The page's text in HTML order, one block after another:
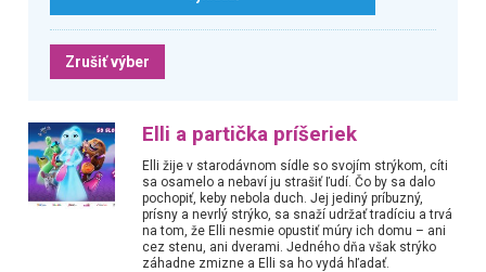
Zrušiť výber
Elli a partička príšeriek
Elli žije v starodávnom sídle so svojím strýkom, cíti
sa osamelo a nebaví ju strašiť ľudí. Čo by sa dalo
pochopiť, keby nebola duch. Jej jediný príbuzný,
prísny a nevrlý strýko, sa snaží udržať tradíciu a trvá
na tom, že Elli nesmie opustiť múry ich domu – ani
cez stenu, ani dverami. Jedného dňa však strýko
záhadne zmizne a Elli sa ho vydá hľadať.